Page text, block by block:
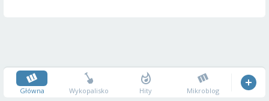
Główna Wykopalisko Hity Mikroblog